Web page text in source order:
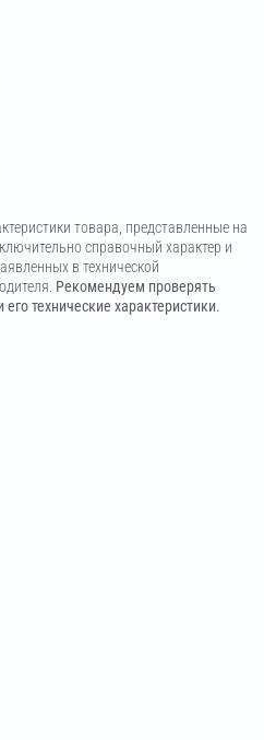
товара, представленные на
справочный характер и
в технической
Рекомендуем проверять
технические характеристики.